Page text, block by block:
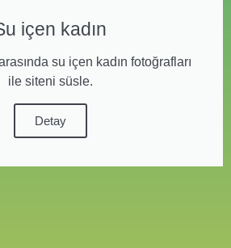
içen kadın
su içen kadın fotoğrafları
ile siteni süsle.
Detay